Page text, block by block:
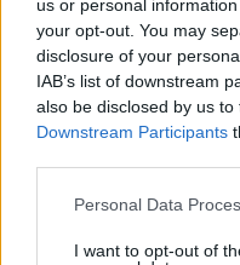
us or personal
your opt-out. You may
disclosure of your
IAB’s list of downstream
also be disclosed by us
Downstream Participants
Please note that this
not limited to your visit or
Personal Data
I want to opt-out of